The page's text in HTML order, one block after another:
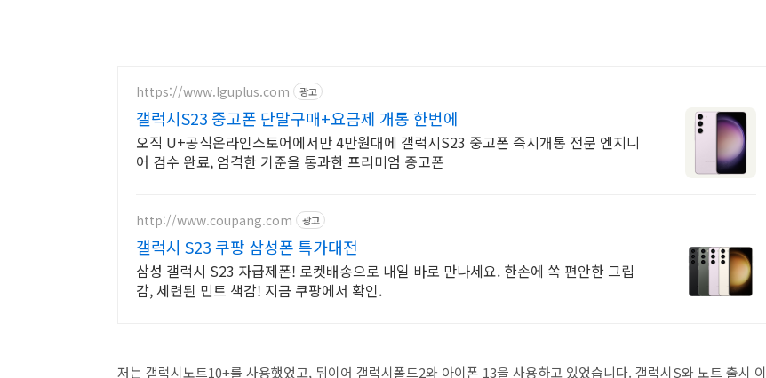
https://www.lguplus.com 광고
갤럭시S23 중고폰 단말구매+요금제 개통 한번에
오직 U+공식온라인스토어에서만 4만원대에 갤럭시S23 중고폰 즉시개통 전문 엔지니
어 검수 완료, 엄격한 기준을 통과한 프리미엄 중고폰
http://www.coupang.com 광고
갤럭시 S23 쿠팡 삼성폰 특가대전
삼성 갤럭시 S23 자급제폰! 로켓배송으로 내일 바로 만나세요. 한손에 쏙 편안한 그립
감, 세련된 민트 색감! 지금 쿠팡에서 확인.
저는 갤럭시노트10+를 사용했었고, 뒤이어 갤럭시폴드2와 아이폰 13을 사용하고 있었습니다. 갤럭시S와 노트 출시 이